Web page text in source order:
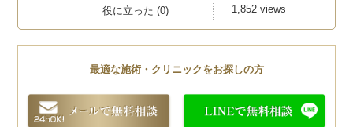
役に立った (0) 1,852 views
最適な施術・クリニックをお探しの方